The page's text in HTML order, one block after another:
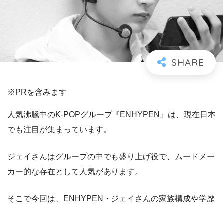
※PRを含みます
人気沸騰中のK-POPグループ『ENHYPEN』は、現在日本
でも注目が集まっています。
ジェイさんはグループの中でも盛り上げ役で、ムードメー
カー的な存在として人気があります。
そこで今回は、ENHYPEN・ジェイさんの家族構成や学歴